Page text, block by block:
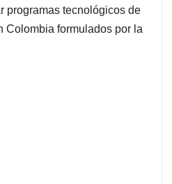
programas tecnológicos de
Colombia formulados por la